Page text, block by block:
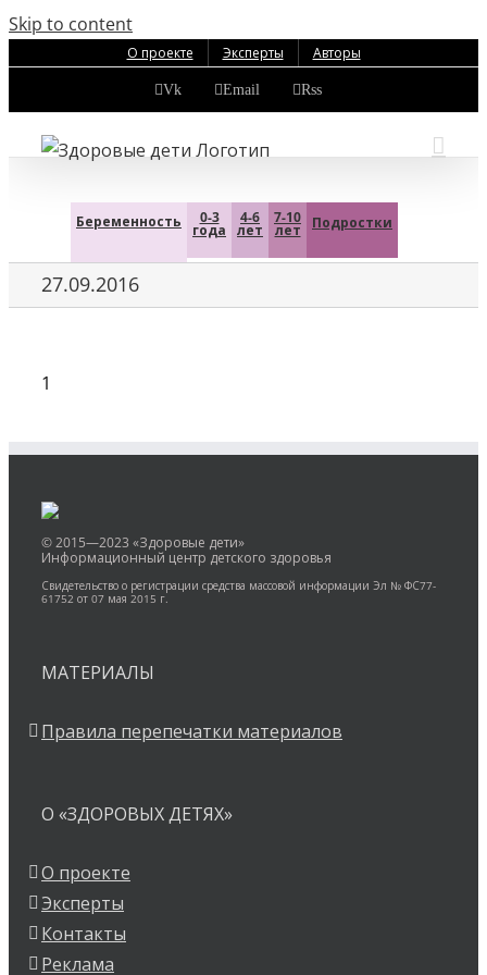
Skip to content
О проекте Эксперты Авторы
Vk Email Rss
Беременность 0-3
года
4-6
лет
7-10
лет Подростки
27.09.2016
1
© 2015—2023 «Здоровые дети»
Информационный центр детского здоровья
Свидетельство о регистрации средства массовой информации Эл № ФС77-
61752 от 07 мая 2015 г.
МАТЕРИАЛЫ
Правила перепечатки материалов
О «ЗДОРОВЫХ ДЕТЯХ»
О проекте
Эксперты
Контакты
Реклама